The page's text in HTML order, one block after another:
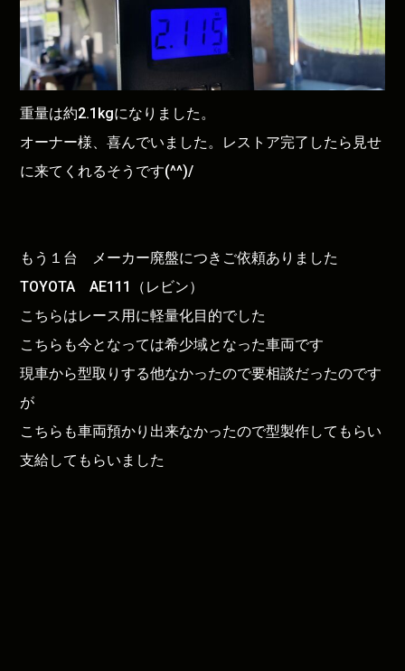
重量は約2.1kgになりました。
オーナー様、喜んでいました。レストア完了したら見せ
に来てくれるそうです(^^)/
もう１台 メーカー廃盤につきご依頼ありました
TOYOTA AE111（レビン）
こちらはレース用に軽量化目的でした
こちらも今となっては希少域となった車両です
現車から型取りする他なかったので要相談だったのです
が
こちらも車両預かり出来なかったので型製作してもらい
支給してもらいました